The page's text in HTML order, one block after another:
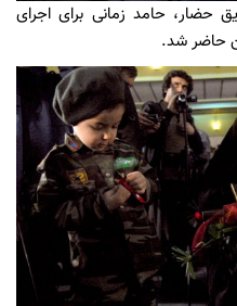
حضار، حامد زمانی برای اجرای
حاضر شد.